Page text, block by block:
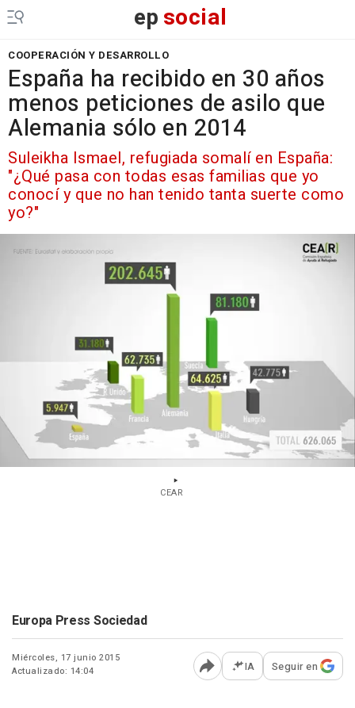
epsocial
COOPERACIÓN Y DESARROLLO
España ha recibido en 30 años
menos peticiones de asilo que
Alemania sólo en 2014
Suleikha Ismael, refugiada somalí en España:
"¿Qué pasa con todas esas familias que yo
conocí y que no han tenido tanta suerte como
yo?"
CEAR
Europa Press Sociedad
Miércoles, 17 junio 2015
Actualizado: 14:04
Abrir opciones para
IA Seguir en